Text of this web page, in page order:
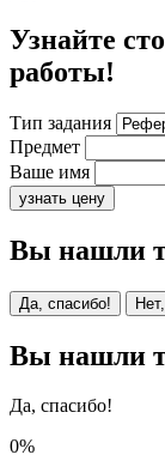
Узнайте
работы!
Тип задания
Предмет
Ваше имя
узнать цену
Вы нашли
Да, спасибо!
Вы нашли
Да, спасибо!
0%